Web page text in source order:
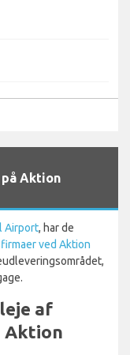
på Aktion
Airport, har de
ved Aktion
af
Aktion